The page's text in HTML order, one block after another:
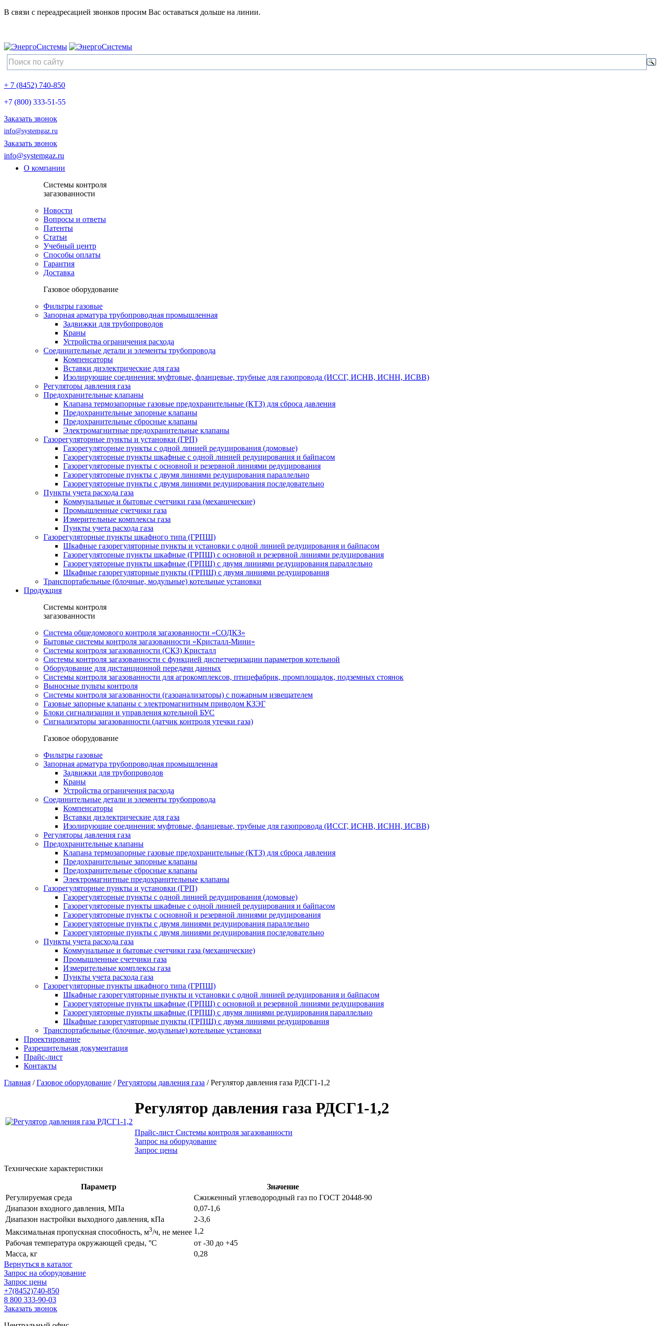
В связи с переадресацией звонков просим Вас оставаться дольше на линии.
+ 7 (8452) 740-850
+7 (800) 333-51-55
Заказать звонок
info@systemgaz.ru
Заказать звонок
info@systemgaz.ru
О компании
Системы контроля
загазованности
Новости
Вопросы и ответы
Патенты
Статьи
Учебный центр
Способы оплаты
Гарантия
Доставка
Газовое оборудование
Фильтры газовые
Запорная арматура трубопроводная промышленная
Задвижки для трубопроводов
Краны
Устройства ограничения расхода
Соединительные детали и элементы трубопровода
Компенсаторы
Вставки диэлектрические для газа
Изолирующие соединения: муфтовые, фланцевые, трубные для газопровода (ИССГ, ИСНВ, ИСНН, ИСВВ)
Регуляторы давления газа
Предохранительные клапаны
Клапана термозапорные газовые предохранительные (КТЗ) для сброса давления
Предохранительные запорные клапаны
Предохранительные сбросные клапаны
Электромагнитные предохранительные клапаны
Газорегуляторные пункты и установки (ГРП)
Газорегуляторные пункты с одной линией редуцирования (домовые)
Газорегуляторные пункты шкафные с одной линией редуцирования и байпасом
Газорегуляторные пункты с основной и резервной линиями редуцирования
Газорегуляторные пункты с двумя линиями редуцирования параллельно
Газорегуляторные пункты с двумя линиями редуцирования последовательно
Пункты учета расхода газа
Коммунальные и бытовые счетчики газа (механические)
Промышленные счетчики газа
Измерительные комплексы газа
Пункты учета расхода газа
Газорегуляторные пункты шкафного типа (ГРПШ)
Шкафные газорегуляторные пункты и установки c одной линией редуцирования и байпасом
Газорегуляторные пункты шкафные (ГРПШ) с основной и резервной линиями редуцирования
Газорегуляторные пункты шкафные (ГРПШ) с двумя линиями редуцирования параллельно
Шкафные газорегуляторные пункты (ГРПШ) c двумя линиями редуцирования
Транспортабельные (блочные, модульные) котельные установки
Продукция
Системы контроля
загазованности
Система общедомового контроля загазованности «СОДКЗ»
Бытовые системы контроля загазованности «Кристалл-Мини»
Системы контроля загазованности (СКЗ) Кристалл
Системы контроля загазованности с функцией диспетчеризации параметров котельной
Оборудование для дистанционной передачи данных
Системы контроля загазованности для агрокомплексов, птицефабрик, промплощадок, подземных стоянок
Выносные пульты контроля
Системы контроля загазованности (газоанализаторы) с пожарным извещателем
Газовые запорные клапаны с электромагнитным приводом КЗЭГ
Блоки сигнализации и управления котельной БУС
Сигнализаторы загазованности (датчик контроля утечки газа)
Газовое оборудование
Фильтры газовые
Запорная арматура трубопроводная промышленная
Задвижки для трубопроводов
Краны
Устройства ограничения расхода
Соединительные детали и элементы трубопровода
Компенсаторы
Вставки диэлектрические для газа
Изолирующие соединения: муфтовые, фланцевые, трубные для газопровода (ИССГ, ИСНВ, ИСНН, ИСВВ)
Регуляторы давления газа
Предохранительные клапаны
Клапана термозапорные газовые предохранительные (КТЗ) для сброса давления
Предохранительные запорные клапаны
Предохранительные сбросные клапаны
Электромагнитные предохранительные клапаны
Газорегуляторные пункты и установки (ГРП)
Газорегуляторные пункты с одной линией редуцирования (домовые)
Газорегуляторные пункты шкафные с одной линией редуцирования и байпасом
Газорегуляторные пункты с основной и резервной линиями редуцирования
Газорегуляторные пункты с двумя линиями редуцирования параллельно
Газорегуляторные пункты с двумя линиями редуцирования последовательно
Пункты учета расхода газа
Коммунальные и бытовые счетчики газа (механические)
Промышленные счетчики газа
Измерительные комплексы газа
Пункты учета расхода газа
Газорегуляторные пункты шкафного типа (ГРПШ)
Шкафные газорегуляторные пункты и установки c одной линией редуцирования и байпасом
Газорегуляторные пункты шкафные (ГРПШ) с основной и резервной линиями редуцирования
Газорегуляторные пункты шкафные (ГРПШ) с двумя линиями редуцирования параллельно
Шкафные газорегуляторные пункты (ГРПШ) c двумя линиями редуцирования
Транспортабельные (блочные, модульные) котельные установки
Проектирование
Разрешительная документация
Прайс-лист
Контакты
Главная / Газовое оборудование / Регуляторы давления газа / Регулятор давления газа РДСГ1-1,2
Регулятор давления газа РДСГ1-1,2
Прайс-лист Системы контроля загазованности
Запрос на оборудование
Запрос цены
Технические характеристики
Параметр
Значение
Регулируемая среда
Сжиженный углеводородный газ по ГОСТ 20448-90
Диапазон входного давления, МПа
0,07-1,6
Диапазон настройки выходного давления, кПа
2-3,6
Максимальная пропускная способность, м3/ч, не менее 1,2
Рабочая температура окружающей среды, °С
от -30 до +45
Масса, кг
0,28
Вернуться в каталог
Запрос на оборудование
Запрос цены
+7(8452)740-850
8 800 333-90-03
Заказать звонок